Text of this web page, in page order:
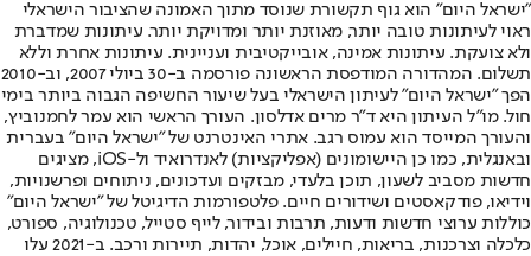
"ישראל היום" הוא גוף תקשורת שנוסד מתוך האמונה שהציבור הישראלי
ראוי לעיתונות טובה יותר, מאוזנת יותר ומדויקת יותר. עיתונות שמדברת
ולא צועקת. עיתונות אמינה, אובייקטיבית ועניינית. עיתונות אחרת וללא
תשלום. המהדורה המודפסת הראשונה פורסמה ב-30 ביולי 2007, וב-2010
הפך "ישראל היום" לעיתון הישראלי בעל שיעור החשיפה הגבוה ביותר בימי
חול. מו"ל העיתון היא ד"ר מרים אדלסון. העורך הראשי הוא עמר לחמנוביץ,
והעורך המייסד הוא עמוס רגב. אתרי האינטרנט של "ישראל היום" בעברית
ובאנגלית, כמו כן היישומונים (אפליקציות) לאנדרואיד ול-iOS, מציגים
חדשות מסביב לשעון, תוכן בלעדי, מבזקים ועדכונים, ניתוחים ופרשנויות,
וידיאו, פודקאסטים ושידורים חיים. פלטפורמות הדיגיטל של "ישראל היום"
כוללות ערוצי חדשות ודעות, תרבות ובידור, לייף סטייל, טכנולוגיה, ספורט,
כלכלה וצרכנות, בריאות, חיילים, אוכל, יהדות, תיירות ורכב. ב-2021 עלו